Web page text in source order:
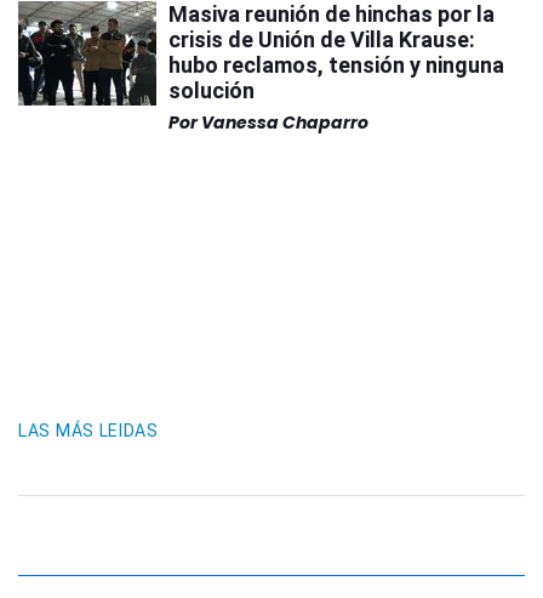
Masiva reunión de hinchas por la
crisis de Unión de Villa Krause:
hubo reclamos, tensión y ninguna
solución
Por Vanessa Chaparro
LAS MÁS LEIDAS